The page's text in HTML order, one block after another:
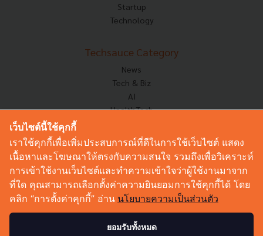
Startup
Technology
Techsauce Category
News
Tech & Biz
AI
HealthTech
Corp Innov
Saucy Thoughts
Sustainable
Videos
Podcast
เว็บไซต์นี้ใช้คุกกี้
เราใช้คุกกี้เพื่อเพิ่มประสบการณ์ที่ดีในการใช้เว็บไซต์ แสดง
เนื้อหาและโฆษณาให้ตรงกับความสนใจ รวมถึงเพื่อวิเคราะห์
การเข้าใช้งานเว็บไซต์และทำความเข้าใจว่าผู้ใช้งานมาจาก
ที่ใด คุณสามารถเลือกตั้งค่าความยินยอมการใช้คุกกี้ได้ โดย
คลิก “การตั้งค่าคุกกี้” อ่าน นโยบายความเป็นส่วนตัว
ยอมรับทั้งหมด